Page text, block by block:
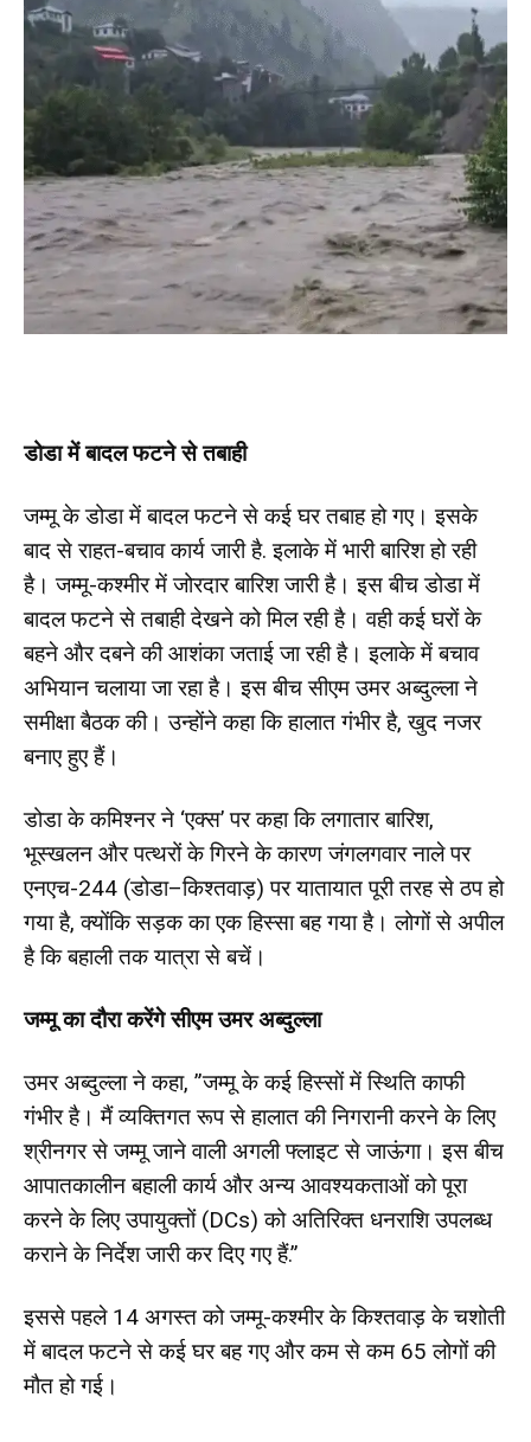
डोडा में बादल फटने से तबाही
जम्मू के डोडा में बादल फटने से कई घर तबाह हो गए। इसके
बाद से राहत-बचाव कार्य जारी है. इलाके में भारी बारिश हो रही
है। जम्मू-कश्मीर में जोरदार बारिश जारी है। इस बीच डोडा में
बादल फटने से तबाही देखने को मिल रही है। वही कई घरों के
बहने और दबने की आशंका जताई जा रही है। इलाके में बचाव
अभियान चलाया जा रहा है। इस बीच सीएम उमर अब्दुल्ला ने
समीक्षा बैठक की। उन्होंने कहा कि हालात गंभीर है, खुद नजर
बनाए हुए हैं।
डोडा के कमिश्नर ने ‘एक्स’ पर कहा कि लगातार बारिश,
भूस्खलन और पत्थरों के गिरने के कारण जंगलगवार नाले पर
एनएच-244 (डोडा–किश्तवाड़) पर यातायात पूरी तरह से ठप हो
गया है, क्योंकि सड़क का एक हिस्सा बह गया है। लोगों से अपील
है कि बहाली तक यात्रा से बचें।
जम्मू का दौरा करेंगे सीएम उमर अब्दुल्ला
उमर अब्दुल्ला ने कहा, ”जम्मू के कई हिस्सों में स्थिति काफी
गंभीर है। मैं व्यक्तिगत रूप से हालात की निगरानी करने के लिए
श्रीनगर से जम्मू जाने वाली अगली फ्लाइट से जाऊंगा। इस बीच
आपातकालीन बहाली कार्य और अन्य आवश्यकताओं को पूरा
करने के लिए उपायुक्तों (DCs) को अतिरिक्त धनराशि उपलब्ध
कराने के निर्देश जारी कर दिए गए हैं.”
इससे पहले 14 अगस्त को जम्मू-कश्मीर के किश्तवाड़ के चशोती
में बादल फटने से कई घर बह गए और कम से कम 65 लोगों की
मौत हो गई।